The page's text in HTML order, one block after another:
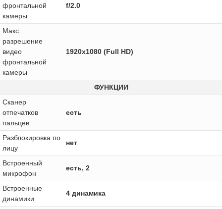
фронтальной
камеры
f/2.0
Макс.
разрешение
видео
фронтальной
камеры
1920x1080 (Full HD)
ФУНКЦИИ
Сканер
отпечатков
пальцев
есть
Разблокировка по
лицу
нет
Встроенный
микрофон
есть, 2
Встроенные
динамики
4 динамика